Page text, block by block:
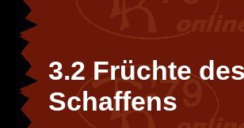
3.2 Früchte
Schaffens